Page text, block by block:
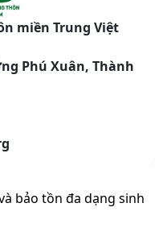
miền Trung Việt
Phú Xuân, Thành
bảo tồn đa dạng sinh